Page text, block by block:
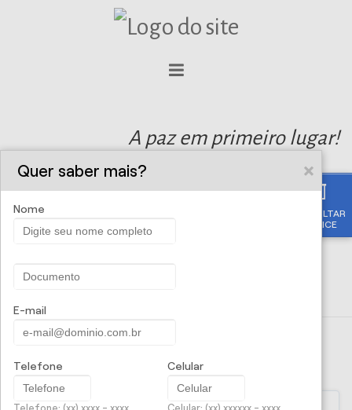
CONSULTAR
APÓLICE
A paz em primeiro lugar!
Quer saber mais?
Nome
E-mail
Telefone Celular